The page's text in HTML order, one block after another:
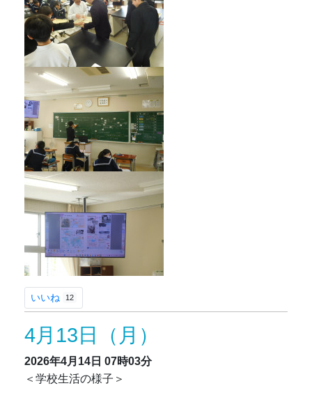
いいね 12
4月13日（月）
2026年4月14日 07時03分
＜学校生活の様子＞